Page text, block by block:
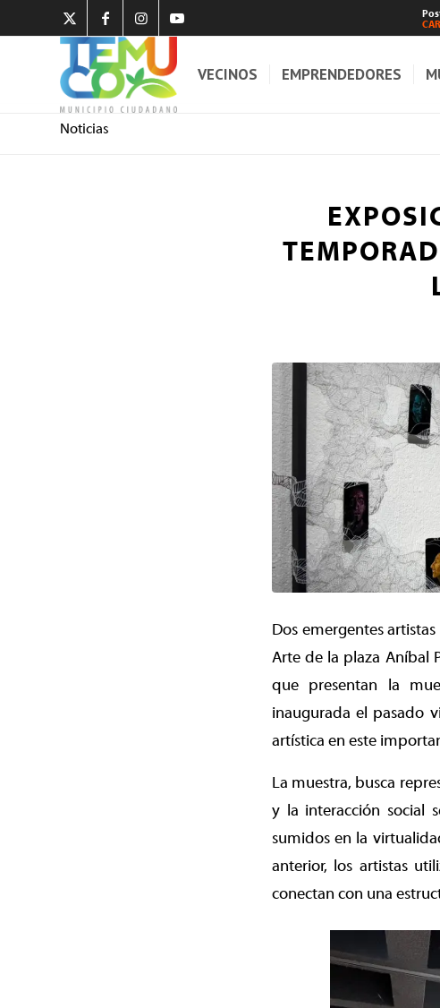
VECINOS EMPRENDEDORES
Noticias
Dos emergentes
Arte de la plaza Aníbal
que presentan la
inaugurada el pasado
artística en este
La muestra, busca
y la interacción social
sumidos en la
anterior, los artistas
conectan con una